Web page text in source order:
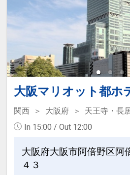
機・コインランドリー
■周辺施設：コンビニま
パーまで徒歩5分
【アクセス情報】
・地下街「泉の広場」
分
線梅田駅から徒歩約10分
用）
・ユニバーサルシティ駅
大阪マリオット都ホ
関西 大阪府 天王寺・長
In 15:00 / Out 12:00
大阪府大阪市阿倍野区阿
４３